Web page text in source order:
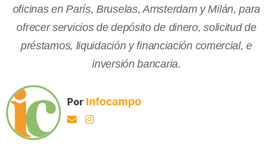
oficinas en París, Bruselas, Amsterdam y Milán, para
ofrecer servicios de depósito de dinero, solicitud de
préstamos, liquidación y financiación comercial, e
inversión bancaria.
Por Infocampo